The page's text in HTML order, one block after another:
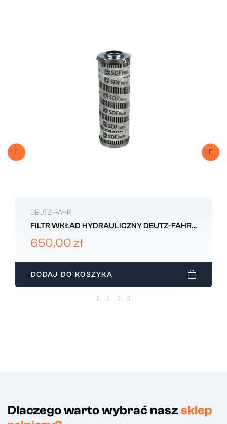
DEUTZ-FAHR
FILTR WKŁAD HYDRAULICZNY DEUTZ-FAHR
090071467
650,00 zł
DODAJ DO KOSZYKA
Dlaczego warto wybrać nasz sklep